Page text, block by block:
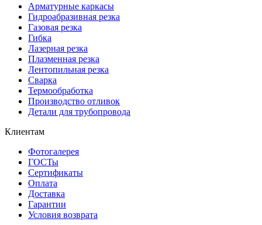
Арматурные каркасы
Гидроабразивная резка
Газовая резка
Гибка
Лазерная резка
Плазменная резка
Лентопильная резка
Сварка
Термообработка
Производство отливок
Детали для трубопровода
Клиентам
Фотогалерея
ГОСТы
Сертификаты
Оплата
Доставка
Гарантии
Условия возврата